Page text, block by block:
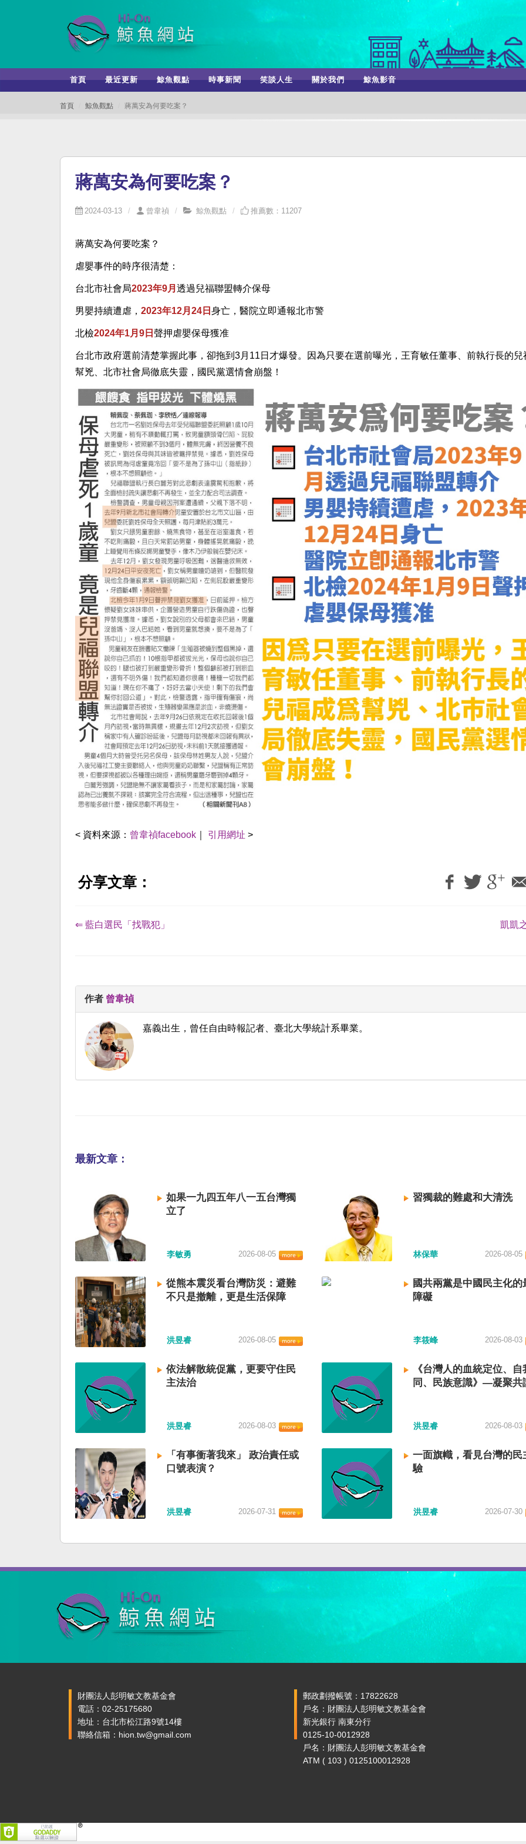
首頁 最近更新 鯨魚觀點 時事新聞 笑談人生 關於我們 鯨魚影音
首頁 鯨魚觀點 蔣萬安為何要吃案？
蔣萬安為何要吃案？
2024-03-13 曾韋禎 鯨魚觀點 推薦數：11207
蔣萬安為何要吃案？
虐嬰事件的時序很清楚：
台北市社會局2023年9月 透過兒福聯盟轉介保母
男嬰持續遭虐， 2023年12月24日 身亡，醫院立即通報北市警
北檢2024年1月9日 聲押虐嬰保母獲准
台北市政府選前清楚掌握此事，卻拖到3月11日才爆發。因為只要在選前曝光，王育敏任董事、前執行長的兒
幫兇、北市社會局徹底失靈，國民黨選情會崩盤！
< 資料來源： 曾韋禎facebook 引用網址 >
分享文章：
⇐ 藍白選民「找戰犯」 凱凱
作者 曾韋禎
嘉義出生，曾任自由時報記者、臺北大學統計系畢業。
最新文章：
如果一九四五年八一五台灣獨
立了
李敏勇 2026-08-05
習獨裁的難處和大清洗
林保華 2026-08-05
從熊本震災看台灣防災：避難
不只是撤離，更是生活保障
洪昱睿 2026-08-05
國共兩黨是中國民主化的
障礙
李筱峰 2026-08-03
依法解散統促黨，更要守住民
主法治
洪昱睿 2026-08-03
《台灣人的血統定位、自
同、民族意識》—凝聚共
洪昱睿 2026-08-03
「有事衝著我來」 政治責任或
口號表演？
洪昱睿 2026-07-31
一面旗幟，看見台灣的民
驗
洪昱睿 2026-07-30
財團法人彭明敏文教基金會
電話：02-25175680
地址：台北市松江路9號14樓
聯絡信箱：hion.tw@gmail.com
郵政劃撥帳號：17822628
戶名：財團法人彭明敏文教基金會
新光銀行 南東分行
0125-10-0012928
戶名：財團法人彭明敏文教基金會
ATM ( 103 ) 0125100012928